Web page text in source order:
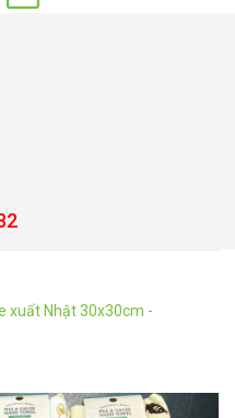
xuất Nhật 30x30cm -